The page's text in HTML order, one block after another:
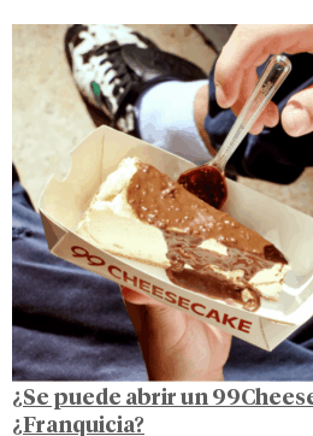
¿Se puede abrir un
¿Franquicia?